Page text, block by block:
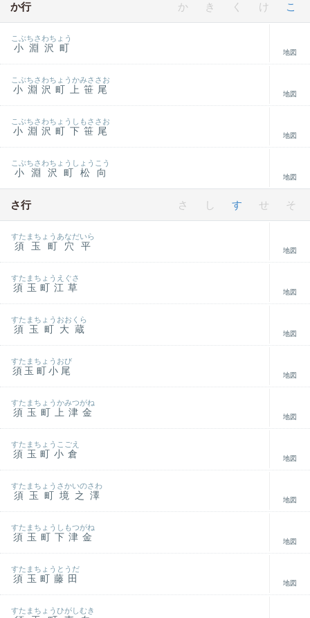
か行 か き く け こ
小淵沢町
こぶちさわちょう
地図
小淵沢町上笹尾
こぶちさわちょうかみささお
地図
小淵沢町下笹尾
こぶちさわちょうしもささお
地図
小淵沢町松向
こぶちさわちょうしょうこう
地図
さ行 さ し す せ そ
須玉町穴平
すたまちょうあなだいら
地図
須玉町江草
すたまちょうえぐさ
地図
須玉町大蔵
すたまちょうおおくら
地図
須玉町小尾
すたまちょうおび
地図
須玉町上津金
すたまちょうかみつがね
地図
須玉町小倉
すたまちょうこごえ
地図
須玉町境之澤
すたまちょうさかいのさわ
地図
須玉町下津金
すたまちょうしもつがね
地図
須玉町藤田
すたまちょうとうだ
地図
すたまちょうひがしむき